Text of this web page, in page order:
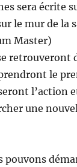
sera écrite
le mur de la
Master)
retrouveront
le
l’action
une
pouvons